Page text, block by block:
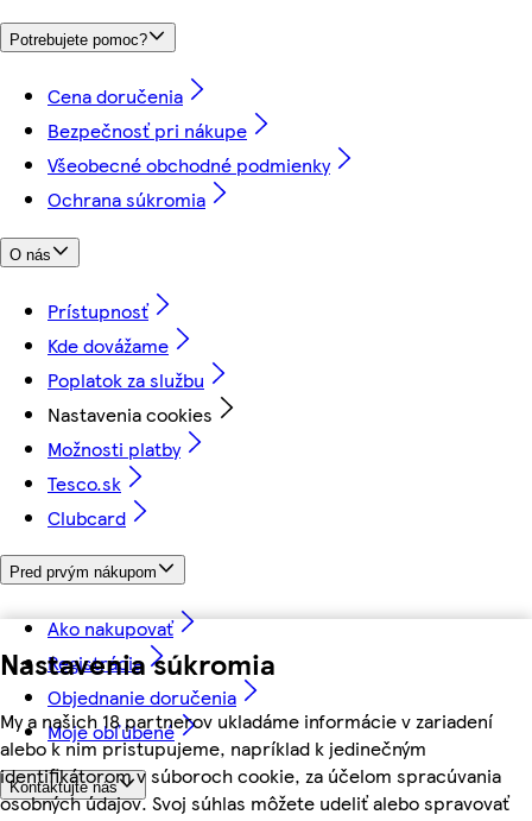
Nastavenia súkromia
My a našich 18 partnerov ukladáme informácie v zariadení
alebo k nim pristupujeme, napríklad k jedinečným
identifikátorom v súboroch cookie, za účelom spracúvania
osobných údajov. Svoj súhlas môžete udeliť alebo spravovať
Potrebujete pomoc?
Cena doručenia
Bezpečnosť pri nákupe
Všeobecné obchodné podmienky
Ochrana súkromia
O nás
Prístupnosť
Kde dovážame
Poplatok za službu
Nastavenia cookies
Možnosti platby
Tesco.sk
Clubcard
Pred prvým nákupom
Ako nakupovať
Registrácia
Objednanie doručenia
Moje obľúbené
Kontaktujte nás